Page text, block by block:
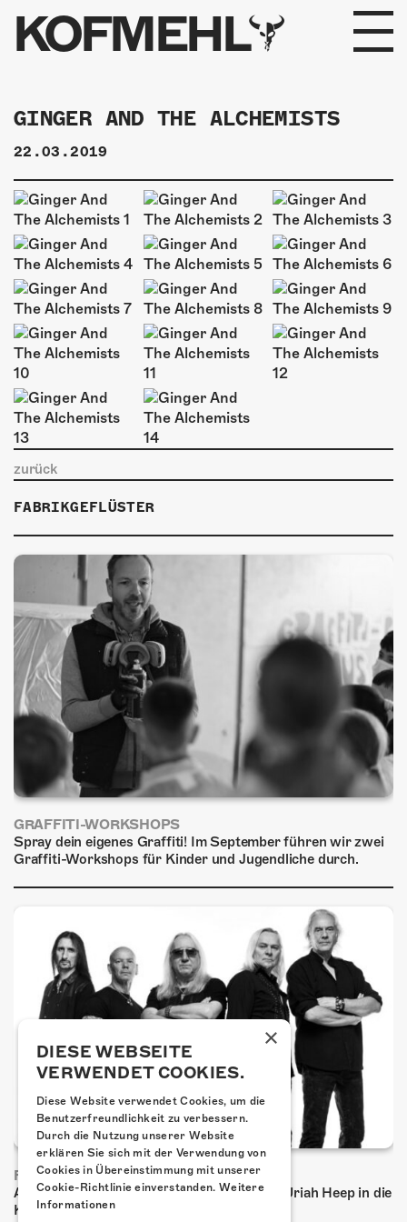
KOFMEHL
PROGRAMM
FABRIKGEFLÜSTER
GALERIE
FOTOGALERIE
PHOTOMAT
INFOS
KONTAKT
ÜBER UNS
GÖNNEREI
SHOP
MITMACHEN
GINGER AND THE ALCHEMISTS
22.03.2019
zurück
FABRIKGEFLÜSTER
GRAFFITI-WORKSHOPS
Spray dein eigenes Graffiti! Im September führen wir zwei
Graffiti-Workshops für Kinder und Jugendliche durch.
FRISCH BESTÄTIGT: URIAH HEEP
Am Sonntag, 15. November 2026 kommen Uriah Heep in die
Kulturfabrik Kofmehl!
×
DIESE WEBSEITE
VERWENDET COOKIES.
Diese Website verwendet Cookies, um die
Benutzerfreundlichkeit zu verbessern.
Durch die Nutzung unserer Website
erklären Sie sich mit der Verwendung von
Cookies in Übereinstimmung mit unserer
Cookie-Richtlinie einverstanden. Weitere
Informationen